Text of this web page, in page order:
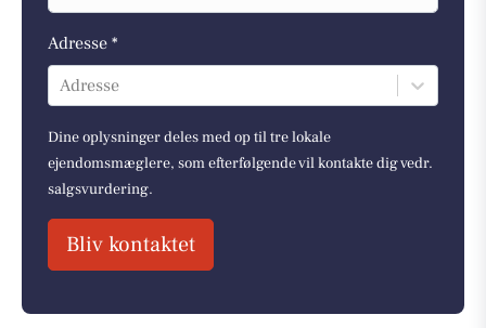
Adresse *
Adresse
Dine oplysninger deles med op til tre lokale
ejendomsmæglere, som efterfølgende vil kontakte dig vedr.
salgsvurdering.
Bliv kontaktet